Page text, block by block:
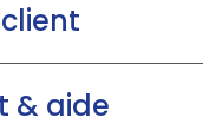
& aide